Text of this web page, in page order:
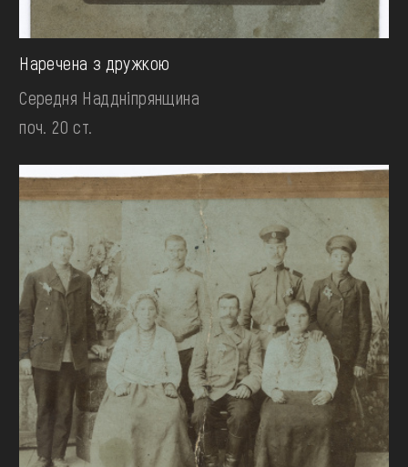
Наречена з дружкою
Середня Наддніпрянщина
поч. 20 ст.